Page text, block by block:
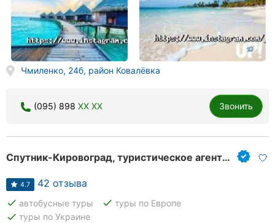
Чмиленко, 24б, район Ковалёвка
(095) 898 XX XX Звонить
Спутник-Кировоград, туристическое агентство
4.7 42 отзыва
done автобусные туры done туры по Европе
done туры по Украине